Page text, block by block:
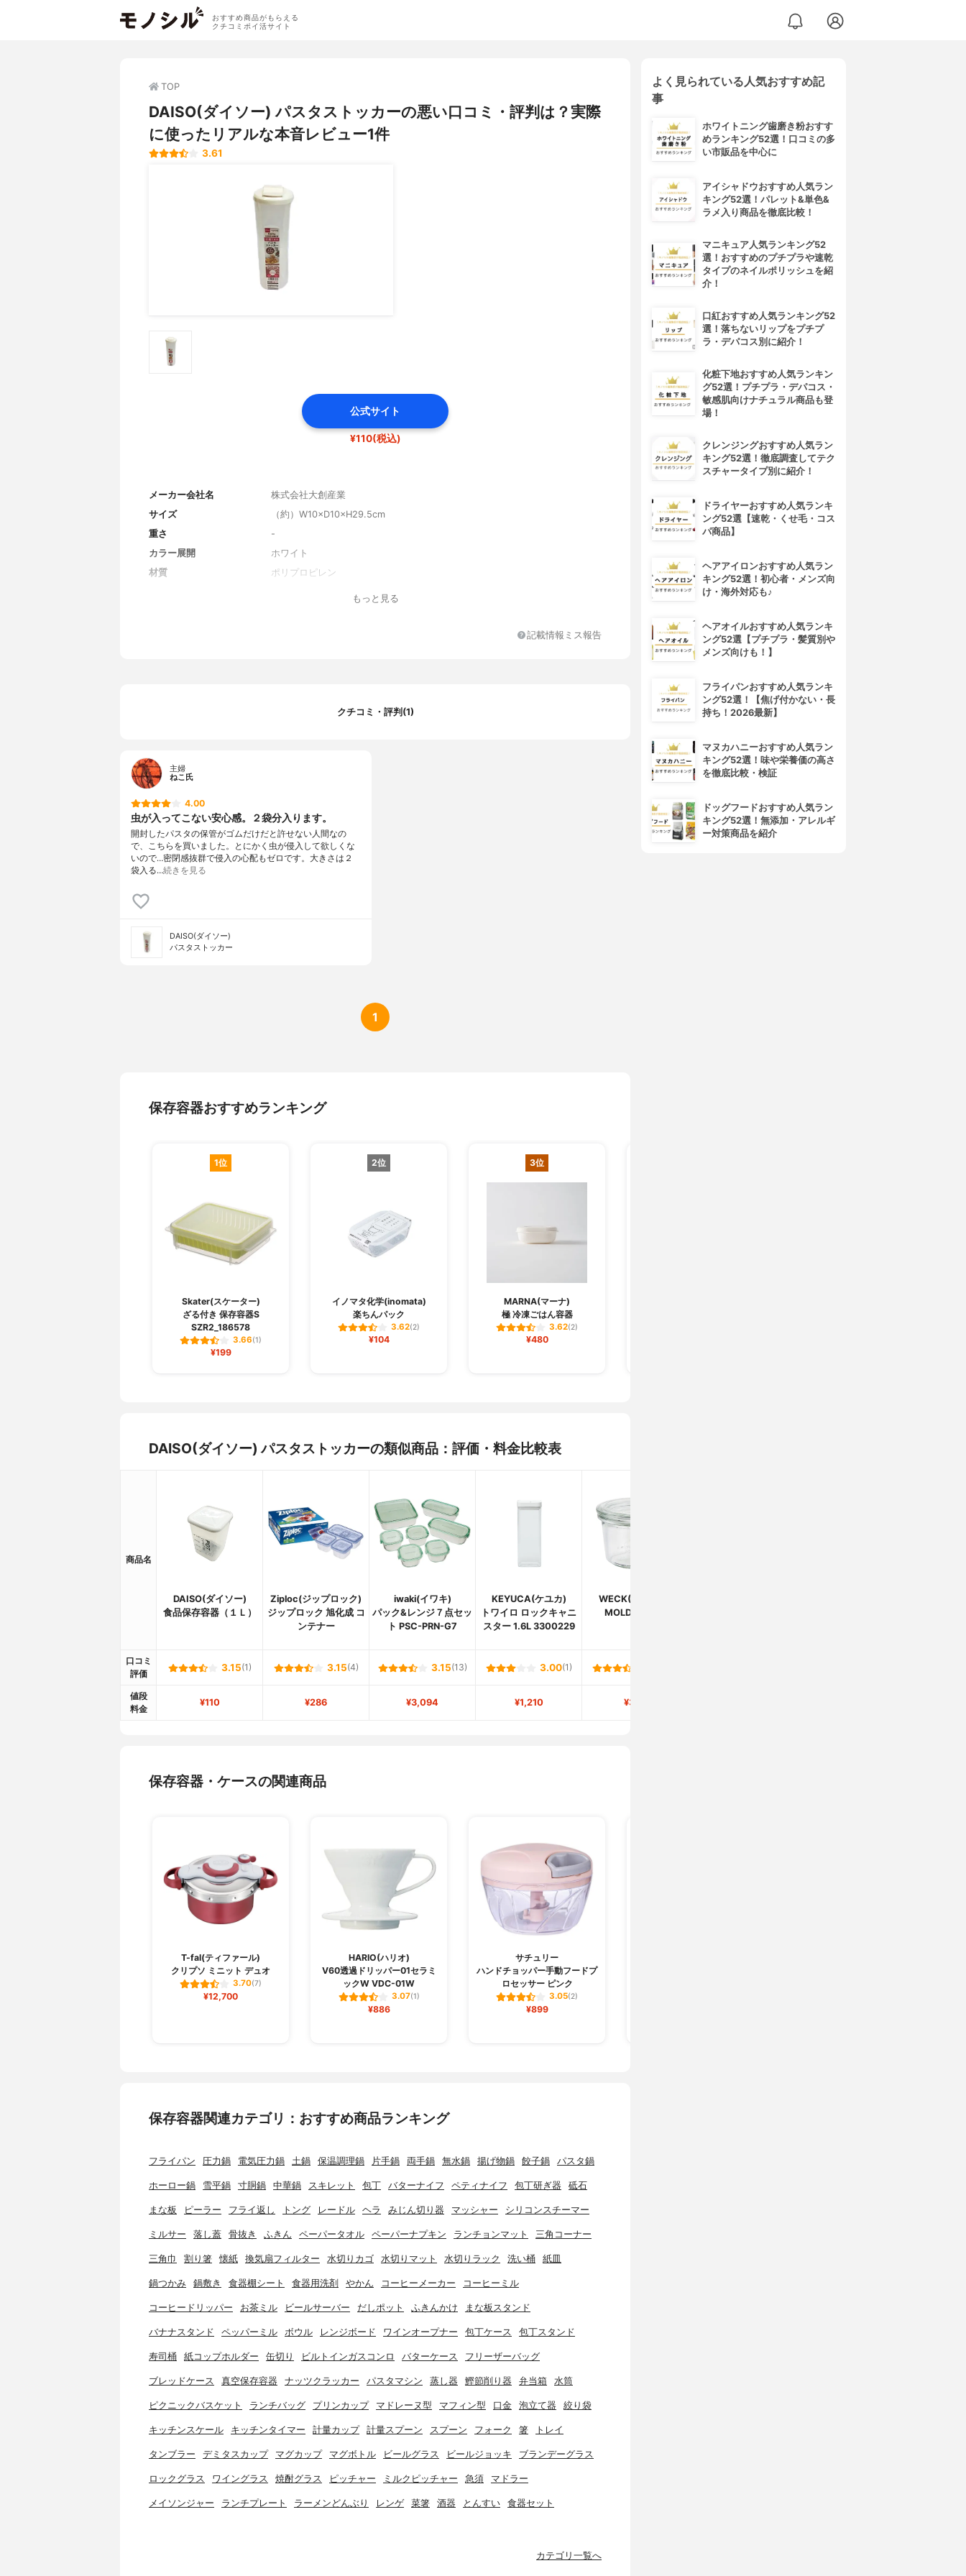
おすすめ商品がもらえる
クチコミポイ活サイト
TOP
DAISO(ダイソー) パスタストッカーの悪い口コミ・評判は？実際
に使ったリアルな本音レビュー1件
3.61
公式サイト
¥110(税込)
メーカー会社名
株式会社大創産業
サイズ
（約）W10×D10×H29.5cm
重さ
-
カラー展開
ホワイト
材質
ポリプロピレン
もっと見る
記載情報ミス報告
クチコミ・評判(1)
主婦
ねこ氏
4.00
虫が入ってこない安心感。２袋分入ります。
開封したパスタの保管がゴムだけだと許せない人間なの
で、こちらを買いました。とにかく虫が侵入して欲しくな
いので…密閉感抜群で侵入の心配もゼロです。大きさは２
袋入る…続きを見る
DAISO(ダイソー)
パスタストッカー
1
保存容器おすすめランキング
1位
Skater(スケーター)
ざる付き 保存容器S
SZR2_186578
3.66(1)
¥199
2位
イノマタ化学(inomata)
楽ちんパック
3.62(2)
¥104
3位
MARNA(マーナ)
極 冷凍ごはん容器
3.62(2)
¥480
DAISO(ダイソー) パスタストッカーの類似商品：評価・料金比較表
商品名
DAISO(ダイソー)
食品保存容器（１Ｌ）
Ziploc(ジップロック)
ジップロック 旭化成 コ
ンテナー
iwaki(イワキ)
パック&レンジ７点セッ
ト PSC-PRN-G7
KEYUCA(ケユカ)
トワイロ ロックキャニ
スター 1.6L 3300229
WECK(ウェック)
MOLD SHAPE
口コミ
評価
3.15(1) 3.15(4) 3.15(13) 3.00(1)
値段
料金
¥110 ¥286 ¥3,094 ¥1,210 ¥330
保存容器・ケースの関連商品
T-fal(ティファール)
クリプソ ミニット デュオ
3.70(7)
¥12,700
HARIO(ハリオ)
V60透過ドリッパー01セラミ
ックW VDC-01W
3.07(1)
¥886
サチュリー
ハンドチョッパー手動フードプ
ロセッサー ピンク
3.05(2)
¥899
保存容器関連カテゴリ：おすすめ商品ランキング
フライパン 圧力鍋 電気圧力鍋 土鍋 保温調理鍋 片手鍋 両手鍋 無水鍋 揚げ物鍋 餃子鍋 パスタ鍋
ホーロー鍋 雪平鍋 寸胴鍋 中華鍋 スキレット 包丁 バターナイフ ペティナイフ 包丁研ぎ器 砥石
まな板 ピーラー フライ返し トング レードル ヘラ みじん切り器 マッシャー シリコンスチーマー
ミルサー 落し蓋 骨抜き ふきん ペーパータオル ペーパーナプキン ランチョンマット 三角コーナー
三角巾 割り箸 懐紙 換気扇フィルター 水切りカゴ 水切りマット 水切りラック 洗い桶 紙皿
鍋つかみ 鍋敷き 食器棚シート 食器用洗剤 やかん コーヒーメーカー コーヒーミル
コーヒードリッパー お茶ミル ビールサーバー だしポット ふきんかけ まな板スタンド
バナナスタンド ペッパーミル ボウル レンジボード ワインオープナー 包丁ケース 包丁スタンド
寿司桶 紙コップホルダー 缶切り ビルトインガスコンロ バターケース フリーザーバッグ
ブレッドケース 真空保存容器 ナッツクラッカー パスタマシン 蒸し器 鰹節削り器 弁当箱 水筒
ピクニックバスケット ランチバッグ プリンカップ マドレーヌ型 マフィン型 口金 泡立て器 絞り袋
キッチンスケール キッチンタイマー 計量カップ 計量スプーン スプーン フォーク 箸 トレイ
タンブラー デミタスカップ マグカップ マグボトル ビールグラス ビールジョッキ ブランデーグラス
ロックグラス ワイングラス 焼酎グラス ピッチャー ミルクピッチャー 急須 マドラー
メイソンジャー ランチプレート ラーメンどんぶり レンゲ 菜箸 酒器 とんすい 食器セット
カテゴリ一覧へ
よく見られている人気おすすめ記
事
ホワイトニング歯磨き粉おすす
めランキング52選！口コミの多
い市販品を中心に
アイシャドウおすすめ人気ラン
キング52選！パレット&単色&
ラメ入り商品を徹底比較！
マニキュア人気ランキング52
選！おすすめのプチプラや速乾
タイプのネイルポリッシュを紹
介！
口紅おすすめ人気ランキング52
選！落ちないリップをプチプ
ラ・デパコス別に紹介！
化粧下地おすすめ人気ランキン
グ52選！プチプラ・デパコス・
敏感肌向けナチュラル商品も登
場！
クレンジングおすすめ人気ラン
キング52選！徹底調査してテク
スチャータイプ別に紹介！
ドライヤーおすすめ人気ランキ
ング52選【速乾・くせ毛・コス
パ商品】
ヘアアイロンおすすめ人気ラン
キング52選！初心者・メンズ向
け・海外対応も♪
ヘアオイルおすすめ人気ランキ
ング52選【プチプラ・髪質別や
メンズ向けも！】
フライパンおすすめ人気ランキ
ング52選！【焦げ付かない・長
持ち！2026最新】
マヌカハニーおすすめ人気ラン
キング52選！味や栄養価の高さ
を徹底比較・検証
ドッグフードおすすめ人気ラン
キング52選！無添加・アレルギ
ー対策商品を紹介